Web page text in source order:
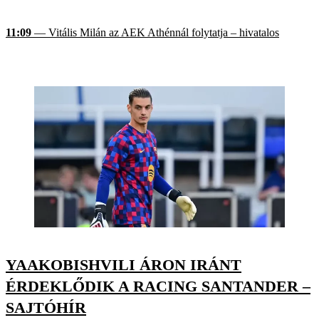
11:09 — Vitális Milán az AEK Athénnál folytatja – hivatalos
YAAKOBISHVILI ÁRON IRÁNT
ÉRDEKLŐDIK A RACING SANTANDER –
SAJTÓHÍR